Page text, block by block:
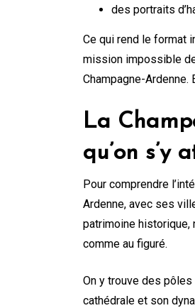
des portraits
Ce qui rend le format
mission impossible
Champagne-
La
qu’on s’y
Pour comprendre
Ardenne, avec ses
patrimoine historique,
comme au figuré.
On y trouve des
cathédrale et son